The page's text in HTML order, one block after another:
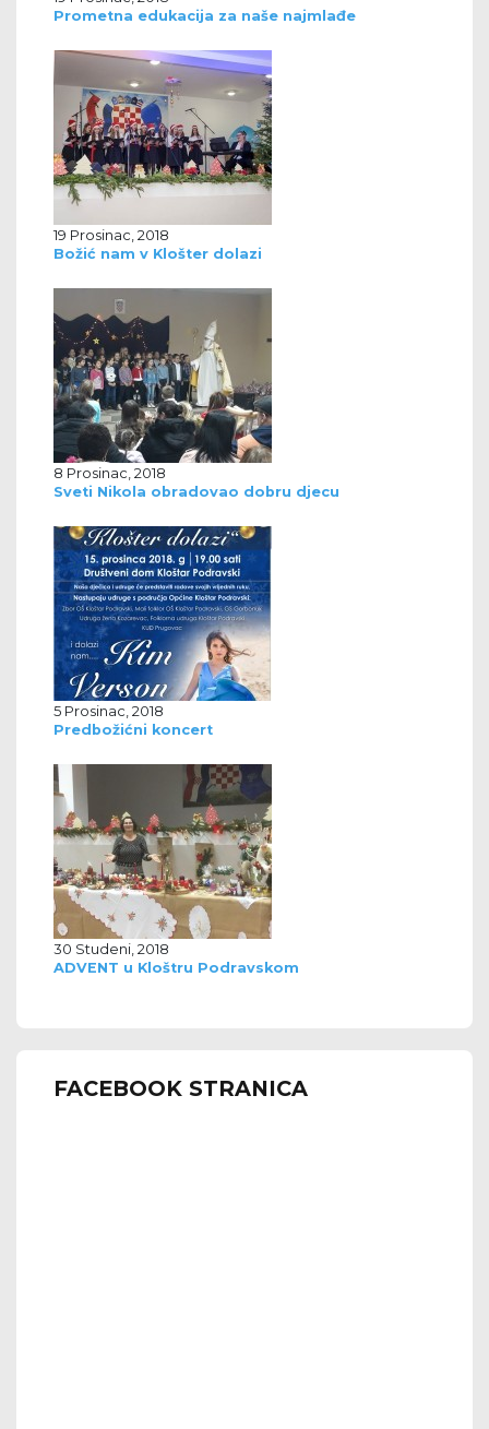
Prometna edukacija za naše najmlađe
19 Prosinac, 2018
Božić nam v Klošter dolazi
8 Prosinac, 2018
Sveti Nikola obradovao dobru djecu
5 Prosinac, 2018
Predbožićni koncert
30 Studeni, 2018
ADVENT u Kloštru Podravskom
FACEBOOK STRANICA